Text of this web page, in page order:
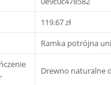
119.67 zł
Ramka potrójna
Drewno naturalne